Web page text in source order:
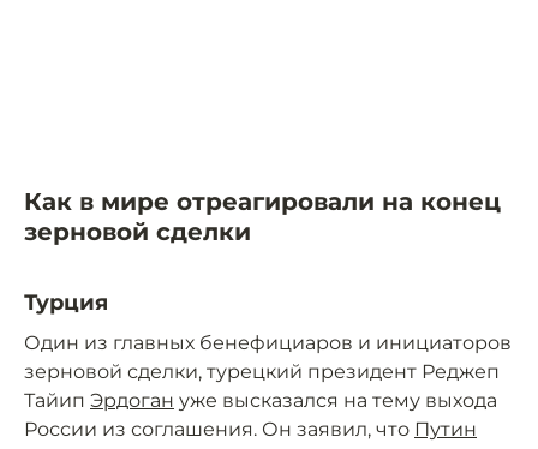
Как в мире отреагировали на конец
зерновой сделки
Турция
Один из главных бенефициаров и инициаторов
зерновой сделки, турецкий президент Реджеп
Тайип Эрдоган уже высказался на тему выхода
России из соглашения. Он заявил, что Путин